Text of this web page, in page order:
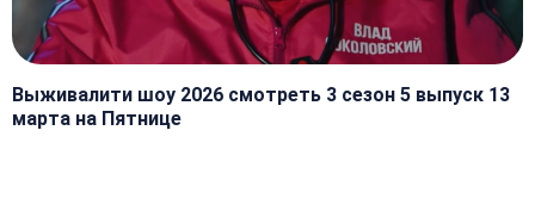
Выживалити шоу 2026 смотреть 3 сезон 5 выпуск 13
марта на Пятнице